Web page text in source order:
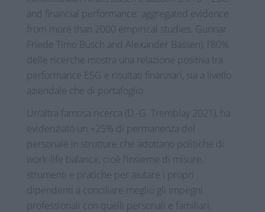
and ﬁnancial performance: aggregated evidence
from more than 2000 empirical studies. Gunnar
Friede Timo Busch and Alexander Bassen), l’80%
delle ricerche mostra una relazione positiva tra
performance ESG e risultati finanziari, sia a livello
aziendale che di portafoglio.
Un’altra famosa ricerca (D.-G. Tremblay 2021), ha
evidenziato un +25% di permanenza del
personale in strutture che adottano politiche di
work-life balance, cioè l’insieme di misure,
strumenti e pratiche per aiutare i propri
dipendenti a conciliare meglio gli impegni
professionali con quelli personali e familiari.